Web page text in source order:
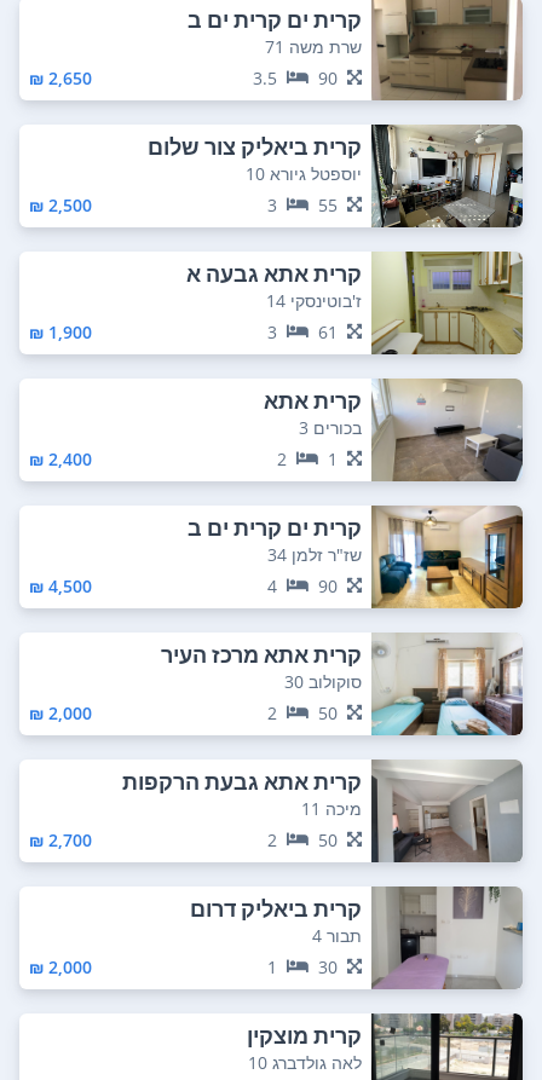
קרית ים קרית ים ב
שרת משה 71
90
3.5
2,650 ₪
קרית ביאליק צור שלום
יוספטל גיורא 10
55
3
2,500 ₪
קרית אתא גבעה א
ז'בוטינסקי 14
61
3
1,900 ₪
קרית אתא
בכורים 3
1
2
2,400 ₪
קרית ים קרית ים ב
שז"ר זלמן 34
90
4
4,500 ₪
קרית אתא מרכז העיר
סוקולוב 30
50
2
2,000 ₪
קרית אתא גבעת הרקפות
מיכה 11
50
2
2,700 ₪
קרית ביאליק דרום
תבור 4
30
1
2,000 ₪
קרית מוצקין
לאה גולדברג 10